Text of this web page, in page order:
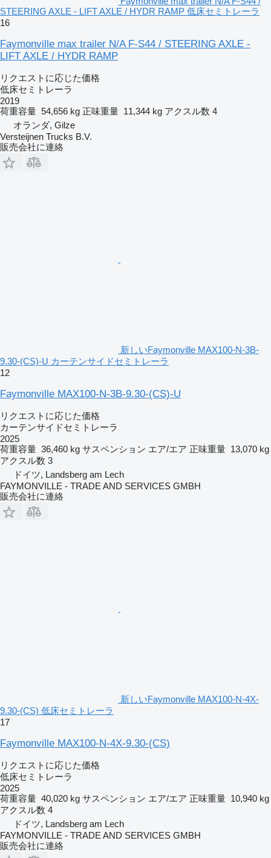
STEERING AXLE - LIFT AXLE / HYDR RAMP 低床セミトレーラ
16
Faymonville max trailer N/A F-S44 / STEERING AXLE -
LIFT AXLE / HYDR RAMP
リクエストに応じた価格
低床セミトレーラ
2019
荷重容量 54,656 kg 正味重量 11,344 kg アクスル数 4
オランダ, Gilze
Versteijnen Trucks B.V.
販売会社に連絡
新しいFaymonville MAX100-N-3B-
9.30-(CS)-U カーテンサイドセミトレーラ
12
Faymonville MAX100-N-3B-9.30-(CS)-U
リクエストに応じた価格
カーテンサイドセミトレーラ
2025
荷重容量 36,460 kg サスペンション エア/エア 正味重量 13,070 kg
アクスル数 3
ドイツ, Landsberg am Lech
FAYMONVILLE - TRADE AND SERVICES GMBH
販売会社に連絡
新しいFaymonville MAX100-N-4X-
9.30-(CS) 低床セミトレーラ
17
Faymonville MAX100-N-4X-9.30-(CS)
リクエストに応じた価格
低床セミトレーラ
2025
荷重容量 40,020 kg サスペンション エア/エア 正味重量 10,940 kg
アクスル数 4
ドイツ, Landsberg am Lech
FAYMONVILLE - TRADE AND SERVICES GMBH
販売会社に連絡